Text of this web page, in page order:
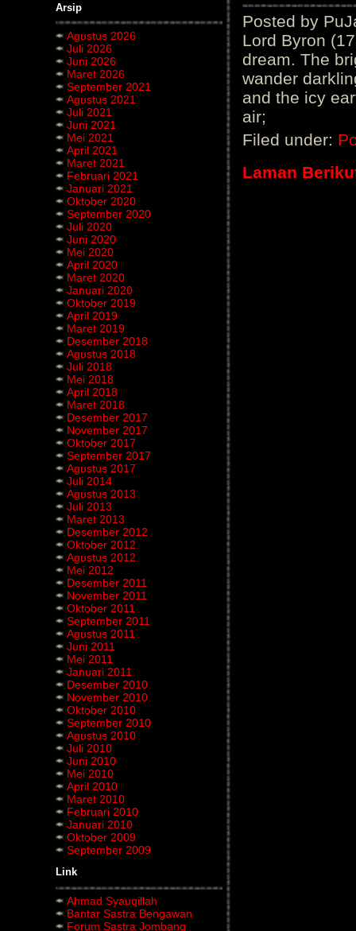
Arsip
Agustus 2026
Juli 2026
Juni 2026
Maret 2026
September 2021
Agustus 2021
Juli 2021
Juni 2021
Mei 2021
April 2021
Maret 2021
Februari 2021
Januari 2021
Oktober 2020
September 2020
Juli 2020
Juni 2020
Mei 2020
April 2020
Maret 2020
Januari 2020
Oktober 2019
April 2019
Maret 2019
Desember 2018
Agustus 2018
Juli 2018
Mei 2018
April 2018
Maret 2018
Desember 2017
November 2017
Oktober 2017
September 2017
Agustus 2017
Juli 2014
Agustus 2013
Juli 2013
Maret 2013
Desember 2012
Oktober 2012
Agustus 2012
Mei 2012
Desember 2011
November 2011
Oktober 2011
September 2011
Agustus 2011
Juni 2011
Mei 2011
Januari 2011
Desember 2010
November 2010
Oktober 2010
September 2010
Agustus 2010
Juli 2010
Juni 2010
Mei 2010
April 2010
Maret 2010
Februari 2010
Januari 2010
Oktober 2009
September 2009
Link
Ahmad Syauqillah
Bantar Sastra Bengawan
Forum Sastra Jombang
Posted by
Lord Byron
dream. The
wander
and the icy
air;
Filed under:
Laman